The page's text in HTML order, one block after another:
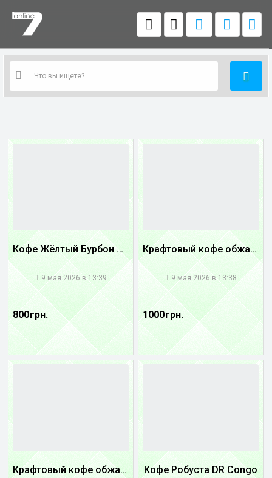
Кофе Жёлтый Бурбон Бразилия
9 мая 2026 в 13:39
800 грн.
Крафтовый кофе обжареный Танзания
9 мая 2026 в 13:38
1000 грн.
Крафтовый кофе обжареный купаж арабики 5... Кофе Робуста DR Congo